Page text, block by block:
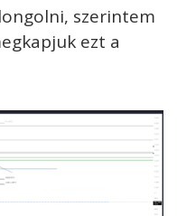
szerintem
ezt a